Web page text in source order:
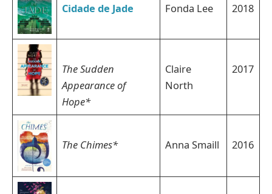
Cidade de Jade Fonda Lee 2018
The Sudden
Appearance of
Hope*
Claire
North
2017
The Chimes* Anna Smaill 2016